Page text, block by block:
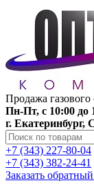
Продажа газового
Пн-Пт, с 10:00 до
г. Екатеринбург,
+7 (343) 227-80-04
+7 (343) 382-24-41
Заказать